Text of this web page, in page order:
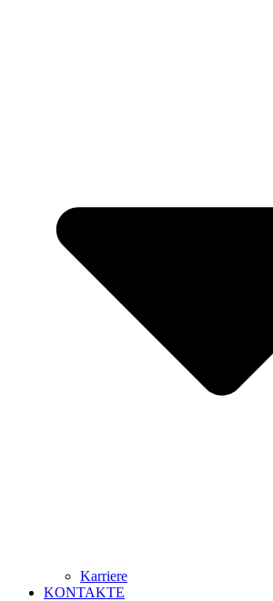
Karriere
KONTAKTE